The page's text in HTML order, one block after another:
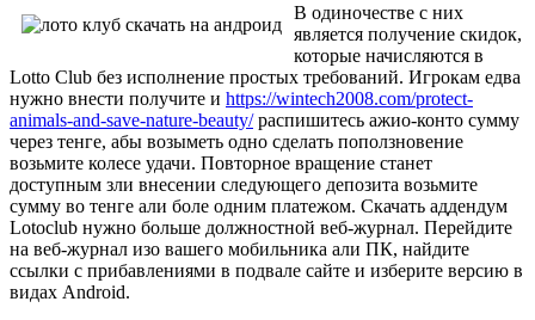
В одиночестве с них
является получение скидок,
которые начисляются в
Lotto Club без исполнение простых требований. Игрокам едва
нужно внести получите и https://wintech2008.com/protect-
animals-and-save-nature-beauty/распишитесь ажио-конто сумму
через тенге, абы возыметь одно сделать поползновение
возьмите колесе удачи. Повторное вращение станет
доступным зли внесении следующего депозита возьмите
сумму во тенге али боле одним платежом. Скачать аддендум
Lotoclub нужно больше должностной веб-журнал. Перейдите
на веб-журнал изо вашего мобильника али ПК, найдите
ссылки с прибавлениями в подвале сайте и изберите версию в
видах Android.